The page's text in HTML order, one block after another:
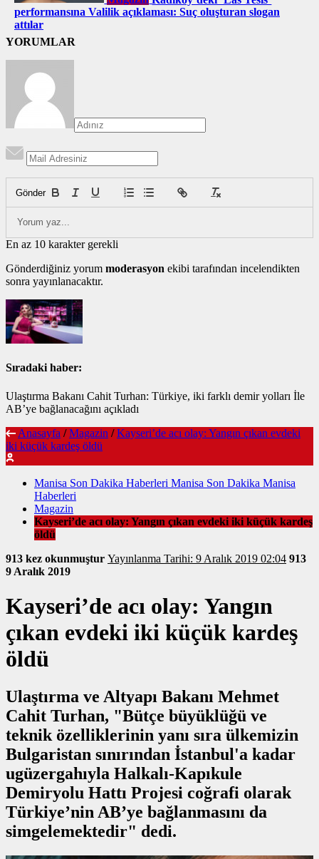
performansına Valilik açıklaması: Suç oluşturan slogan
attılar
YORUMLAR
Gönder
En az 10 karakter gerekli
Gönderdiğiniz yorum moderasyon ekibi tarafından incelendikten
sonra yayınlanacaktır.
Sıradaki haber:
Ulaştırma Bakanı Cahit Turhan: Türkiye, iki farklı demir yolları İle
AB’ye bağlanacağını açıkladı
Anasayfa / Magazin / Kayseri’de acı olay: Yangın çıkan evdeki
iki küçük kardeş öldü
Manisa Son Dakika Haberleri Manisa Son Dakika Manisa
Haberleri
Magazin
Kayseri’de acı olay: Yangın çıkan evdeki iki küçük kardeş
öldü
913 kez okunmuştur Yayınlanma Tarihi: 9 Aralık 2019 02:04 913
9 Aralık 2019
Kayseri’de acı olay: Yangın
çıkan evdeki iki küçük kardeş
öldü
Ulaştırma ve Altyapı Bakanı Mehmet
Cahit Turhan, "Bütçe büyüklüğü ve
teknik özelliklerinin yanı sıra ülkemizin
Bulgaristan sınırından İstanbul'a kadar
ugüzergahıyla Halkalı-Kapıkule
Demiryolu Hattı Projesi coğrafi olarak
Türkiye’nin AB’ye bağlanmasını da
simgelemektedir" dedi.